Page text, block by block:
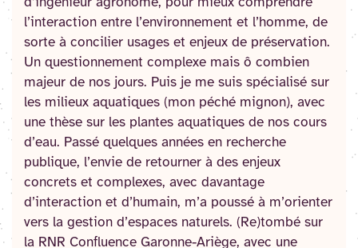
l’interaction entre l’environnement et l’homme, de
sorte à concilier usages et enjeux de préservation.
Un questionnement complexe mais ô combien
majeur de nos jours. Puis je me suis spécialisé sur
les milieux aquatiques (mon péché mignon), avec
une thèse sur les plantes aquatiques de nos cours
d’eau. Passé quelques années en recherche
publique, l’envie de retourner à des enjeux
concrets et complexes, avec davantage
d’interaction et d’humain, m’a poussé à m’orienter
vers la gestion d’espaces naturels. (Re)tombé sur
la RNR Confluence Garonne-Ariège, avec une